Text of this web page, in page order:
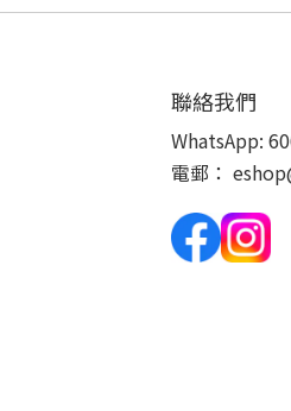
聯絡我們
WhatsApp:
電郵：